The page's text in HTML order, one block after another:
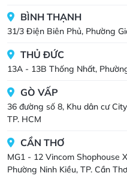
BÌNH THẠNH
31/3 Điện Biên Phủ, Phường
THỦ ĐỨC
13A - 13B Thống Nhất,
GÒ VẤP
36 đường số 8, Khu dân cư
TP. HCM
CẦN THƠ
MG1 - 12 Vincom Shophouse
Phường Ninh Kiều, TP. Cần